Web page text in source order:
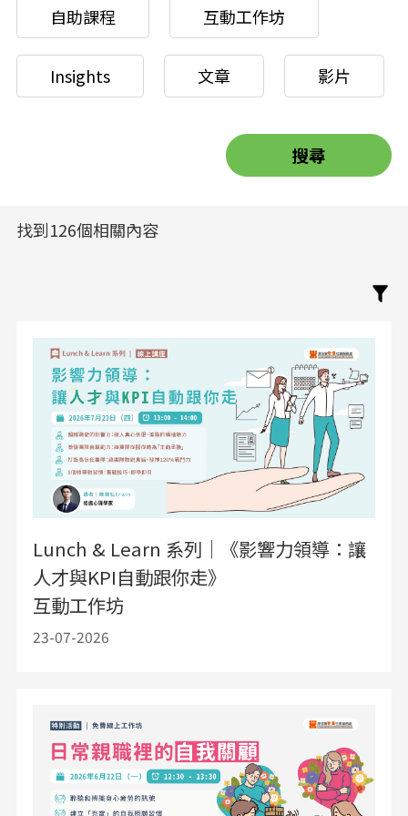
自助課程 互動工作坊
Insights 文章 影片
找到126個相關內容
Lunch & Learn 系列｜《影響力領導：讓
人才與KPI自動跟你走》
互動工作坊
23-07-2026